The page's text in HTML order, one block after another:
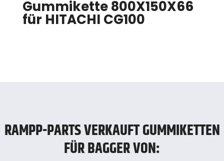
Gummikette 800X150X66
für HITACHI CG100
RAMPP-PARTS VERKAUFT GUMMIKETTEN
FÜR BAGGER VON: